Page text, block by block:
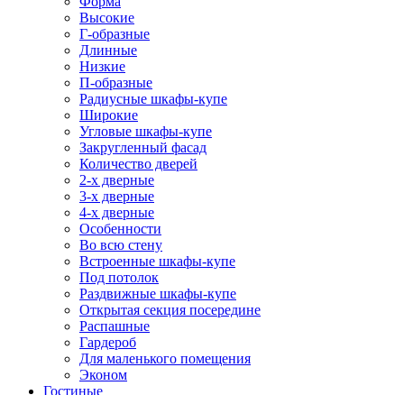
Высокие
Г-образные
Длинные
Низкие
П-образные
Радиусные шкафы-купе
Широкие
Угловые шкафы-купе
Закругленный фасад
Количество дверей
2-х дверные
3-х дверные
4-х дверные
Особенности
Во всю стену
Встроенные шкафы-купе
Под потолок
Раздвижные шкафы-купе
Открытая секция посередине
Распашные
Гардероб
Для маленького помещения
Эконом
Гостиные